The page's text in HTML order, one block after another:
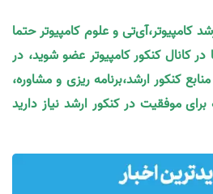
کامپیوتر،آی‌تی و علوم کامپیوتر حتما
کانال کنکور کامپیوتر عضو شوید، در
کنکور ارشد،برنامه ریزی و مشاوره،
موفقیت در کنکور ارشد نیاز دارید